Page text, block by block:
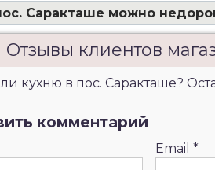
Саракташе можно
Отзывы клиентов
кухню в пос. Саракташе?
комментарий
Email *